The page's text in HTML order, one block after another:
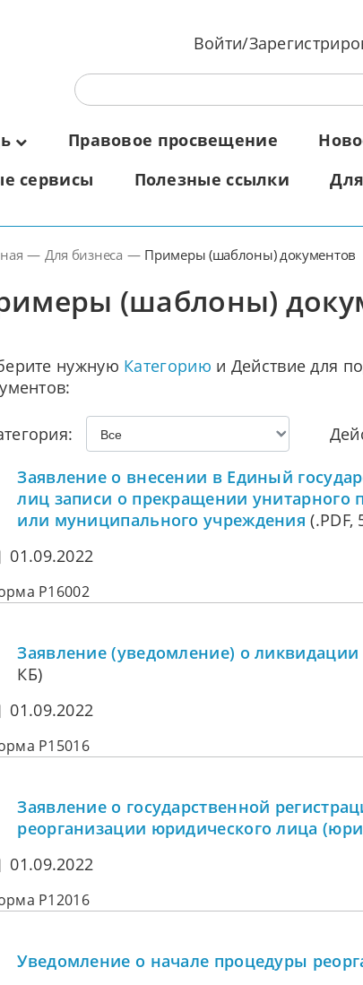
Войти/
Правовое просвещение
сервисы Полезные ссылки
— Для бизнеса — Примеры (шаблоны) документов
(шаблоны)
нужную Категорию и Действие для
Заявление о внесении в Единый
лиц записи о прекращении унитарного
или муниципального учреждения (.PDF,
01.09.2022
Р16002
Заявление (уведомление) о
КБ)
01.09.2022
Р15016
Заявление о государственной
реорганизации юридического лица
01.09.2022
Р12016
Уведомление о начале процедуры